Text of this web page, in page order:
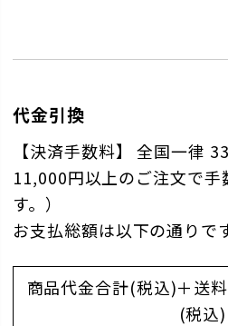
代金引換
【決済手数料】 全国一律
11,000円以上のご注文で手
す。）
お支払総額は以下の通りです
商品代金合計(税込)＋送
(税込)